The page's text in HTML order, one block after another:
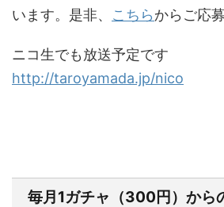
います。是非、 こちらからご応
ニコ生でも放送予定です
http://taroyamada.jp/nico
毎月1ガチャ（300円）から